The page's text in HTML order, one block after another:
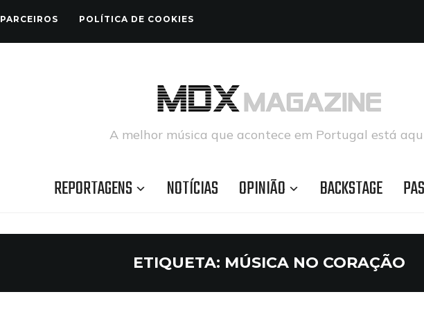
PARCEIROS POLÍTICA DE COOKIES
A melhor música que acontece em Portugal está
REPORTAGENS NOTÍCIAS OPINIÃO BACKSTAGE
ETIQUETA: MÚSICA NO CORAÇÃO